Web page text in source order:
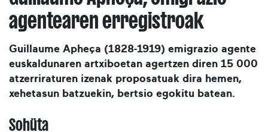
agentearen erregistroak
Guillaume Apheça (1828-1919) emigrazio agente
euskaldunaren artxiboetan agertzen diren 15 000
atzerriraturen izenak proposatuak dira hemen,
xehetasun batzuekin, bertsio egokitu batean.
Sohüta